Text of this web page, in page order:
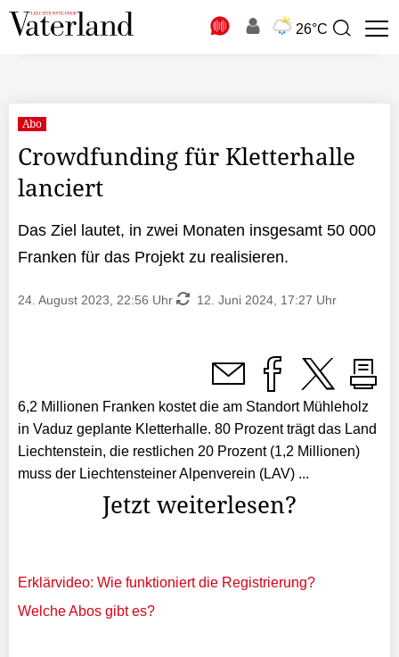
26°C
Suchbegriff
Abo
Crowdfunding für Kletterhalle
lanciert
Das Ziel lautet, in zwei Monaten insgesamt 50 000
Franken für das Projekt zu realisieren.
24. August 2023, 22:56 Uhr 12. Juni 2024, 17:27 Uhr
6,2 Millionen Franken kostet die am Standort Mühleholz
in Vaduz geplante Kletterhalle. 80 Prozent trägt das Land
Liechtenstein, die restlichen 20 Prozent (1,2 Millionen)
muss der Liechtensteiner Alpenverein (LAV) ...
Jetzt weiterlesen?
Erklärvideo: Wie funktioniert die Registrierung?
Welche Abos gibt es?